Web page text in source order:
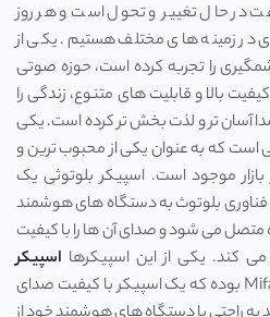
در حال تغییر و تحول است و هر روز
در زمینه ‌های مختلف هستیم. یکی از
را تجربه کرده است، حوزه صوتی
بالا و قابلیت‌ های متنوع، زندگی را
آسان ‌تر و لذت ‌بخش‌ تر کرده است. یکی
است که به عنوان یکی از محبوب‌ ترین و
بازار موجود است. اسپیکر بلوتوثی یک
بلوتوث به دستگاه ‌های هوشمند
متصل می ‌شود و صدای آن ‌ها را با کیفیت
کند. یکی از این اسپیکرها اسپیکر
قابل حمل میفا Mifa M670 بوده که یک اسپیکر با کیفیت صدای